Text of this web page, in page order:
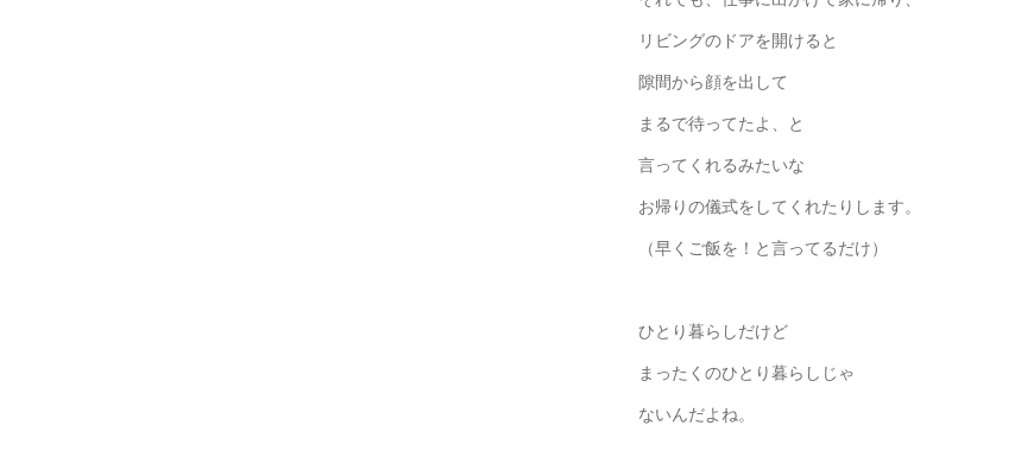
リビングのドアを開けると
隙間から顔を出して
まるで待ってたよ、と
言ってくれるみたいな
お帰りの儀式をしてくれたりします。
（早くご飯を！と言ってるだけ）
ひとり暮らしだけど
まったくのひとり暮らしじゃ
ないんだよね。